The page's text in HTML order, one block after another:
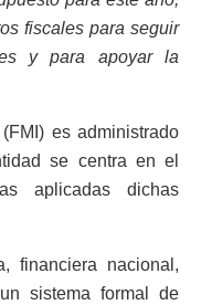
fiscales para seguir
y para apoyar la
es administrado
se centra en el
aplicadas dichas
financiera nacional,
sistema formal de